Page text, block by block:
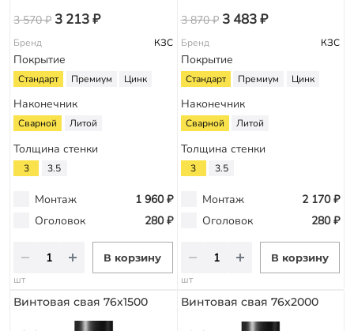
3 570 ₽ 3 213 ₽
Бренд КЗС
Покрытие
Стандарт Премиум Цинк
Наконечник
Сварной Литой
Толщина стенки
3 3.5
Монтаж
1 960 ₽
Оголовок
280 ₽
В корзину
шт
3 870 ₽ 3 483 ₽
Бренд КЗС
Покрытие
Стандарт Премиум Цинк
Наконечник
Сварной Литой
Толщина стенки
3 3.5
Монтаж
2 170 ₽
Оголовок
280 ₽
В корзину
шт
Винтовая свая 76х1500 Винтовая свая 76х2000